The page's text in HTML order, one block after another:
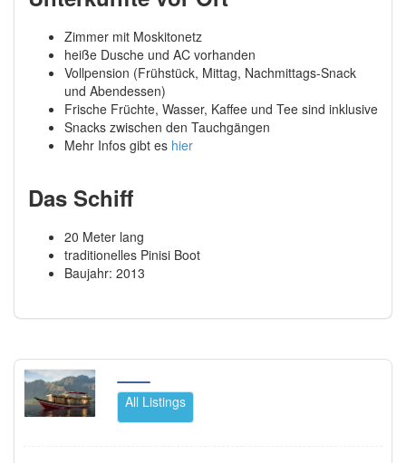
Zimmer mit Moskitonetz
heiße Dusche und AC vorhanden
Vollpension (Frühstück, Mittag, Nachmittags-Snack
und Abendessen)
Frische Früchte, Wasser, Kaffee und Tee sind inklusive
Snacks zwischen den Tauchgängen
Mehr Infos gibt es hier
Das Schiff
20 Meter lang
traditionelles Pinisi Boot
Baujahr: 2013
All Listings